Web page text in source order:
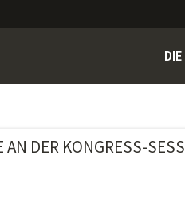
AN DER KONGRESS-